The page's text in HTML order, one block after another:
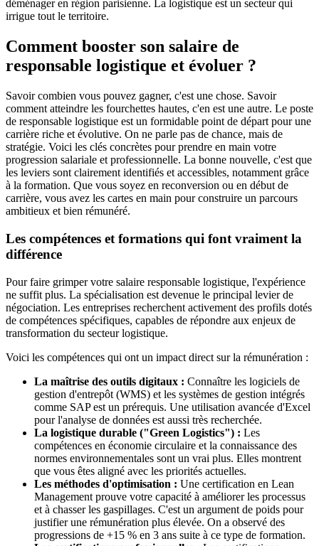
déménager en région parisienne. La logistique est un secteur qui
irrigue tout le territoire.
Comment booster son salaire de
responsable logistique et évoluer ?
Savoir combien vous pouvez gagner, c'est une chose. Savoir
comment atteindre les fourchettes hautes, c'en est une autre. Le poste
de responsable logistique est un formidable point de départ pour une
carrière riche et évolutive. On ne parle pas de chance, mais de
stratégie. Voici les clés concrètes pour prendre en main votre
progression salariale et professionnelle. La bonne nouvelle, c'est que
les leviers sont clairement identifiés et accessibles, notamment grâce
à la formation. Que vous soyez en reconversion ou en début de
carrière, vous avez les cartes en main pour construire un parcours
ambitieux et bien rémunéré.
Les compétences et formations qui font vraiment la
différence
Pour faire grimper votre salaire responsable logistique, l'expérience
ne suffit plus. La spécialisation est devenue le principal levier de
négociation. Les entreprises recherchent activement des profils dotés
de compétences spécifiques, capables de répondre aux enjeux de
transformation du secteur logistique.
Voici les compétences qui ont un impact direct sur la rémunération :
La maîtrise des outils digitaux : Connaître les logiciels de
gestion d'entrepôt (WMS) et les systèmes de gestion intégrés
comme SAP est un prérequis. Une utilisation avancée d'Excel
pour l'analyse de données est aussi très recherchée.
La logistique durable ("Green Logistics") : Les
compétences en économie circulaire et la connaissance des
normes environnementales sont un vrai plus. Elles montrent
que vous êtes aligné avec les priorités actuelles.
Les méthodes d'optimisation : Une certification en Lean
Management prouve votre capacité à améliorer les processus
et à chasser les gaspillages. C'est un argument de poids pour
justifier une rémunération plus élevée. On a observé des
progressions de +15 % en 3 ans suite à ce type de formation.